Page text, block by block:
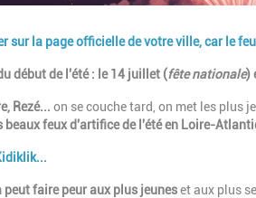
sur la page officielle de votre ville, car le
début de l'été : le 14 juillet (fête nationale)
Rezé... on se couche tard, on met les plus
beaux feux d'artifice de l'été en Loire-
peut faire peur aux plus jeuneset aux plus